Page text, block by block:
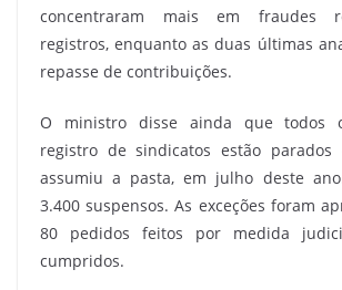
concentraram mais em fraudes
registros, enquanto as duas últimas
repasse de contribuições.
O ministro disse ainda que todos
registro de sindicatos estão
assumiu a pasta, em julho deste
3.400 suspensos. As exceções foram
80 pedidos feitos por medida
cumpridos.